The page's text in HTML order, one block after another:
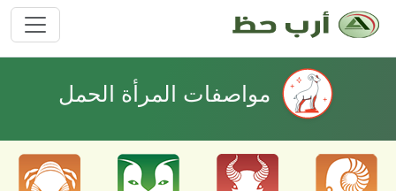
مواصفات المرأة الحمل